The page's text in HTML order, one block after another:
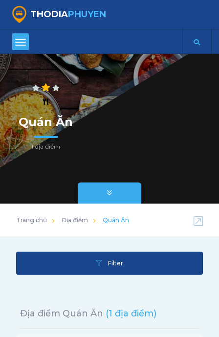
THODIAPHUYEN
Quán Ăn
1 địa điểm
Trang chủ Địa điểm Quán Ăn
Filter
Địa điểm Quán Ăn (1 địa điểm)